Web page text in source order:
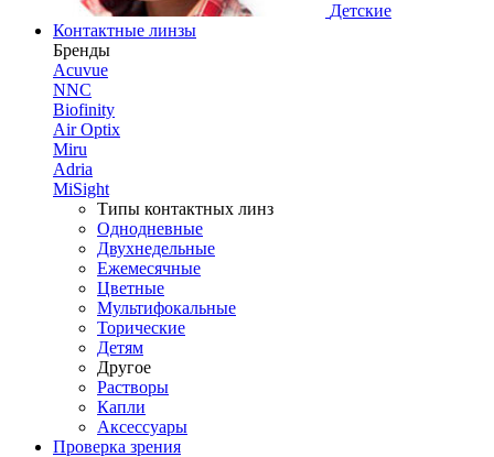
Детские
Контактные линзы
Бренды
Acuvue
NNC
Biofinity
Air Optix
Miru
Adria
MiSight
Типы контактных линз
Однодневные
Двухнедельные
Ежемесячные
Цветные
Мультифокальные
Торические
Детям
Другое
Растворы
Капли
Аксессуары
Проверка зрения